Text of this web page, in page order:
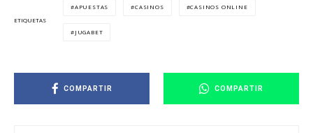
ETIQUETAS
APUESTAS CASINOS CASINOS ONLINE
JUGABET
COMPARTIR COMPARTIR